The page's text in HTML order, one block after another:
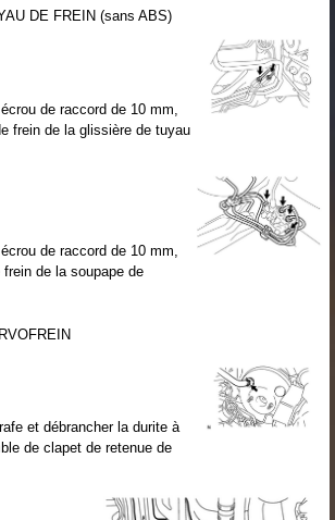
DE FREIN (sans ABS)
de raccord de 10 mm,
frein de la glissière de tuyau
de raccord de 10 mm,
de la soupape de
et débrancher la durite à
de clapet de retenue de